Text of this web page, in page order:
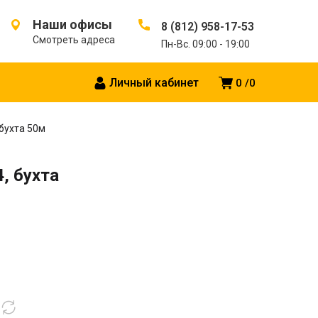
Наши офисы
Смотреть адреса
8 (812) 958-17-53
Пн-Вс. 09:00 - 19:00
0 0
Личный кабинет
50м
бухта